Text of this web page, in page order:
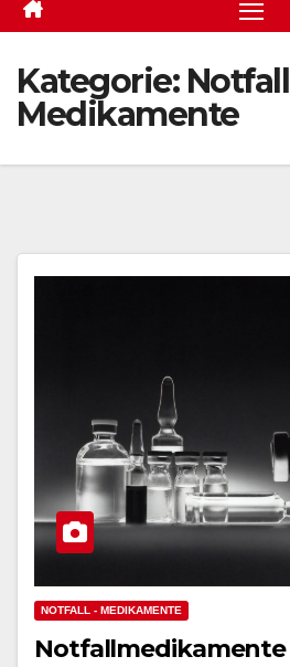
Kategorie:
Medikamente
NOTFALL - MEDIKAMENTE